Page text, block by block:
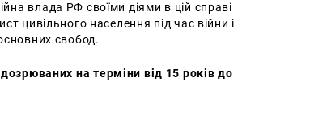
влада РФ своїми діями в цій справі
цивільного населення під час війни і
свобод.
на терміни від 15 років до